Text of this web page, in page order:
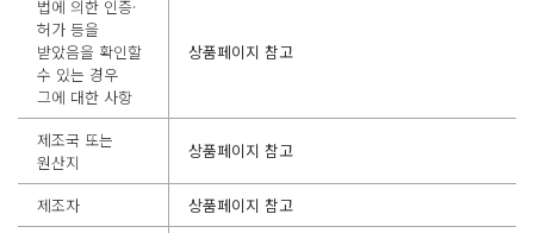
법에 의한 인증·
허가 등을
받았음을 확인할
수 있는 경우
그에 대한 사항
상품페이지 참고
제조국 또는
원산지
상품페이지 참고
제조자
상품페이지 참고